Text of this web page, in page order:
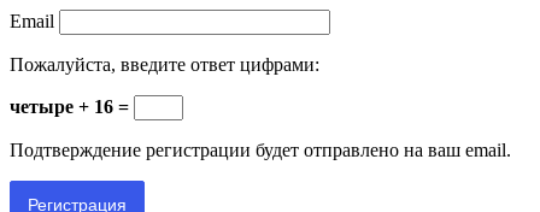
Email
Пожалуйста, введите ответ цифрами:
четыре + 16 =
Подтверждение регистрации будет отправлено на ваш email.